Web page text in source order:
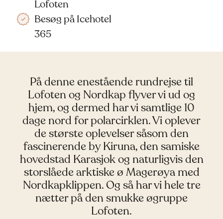
Lofoten
Besøg på Icehotel
365
På denne enestående rundrejse til
Lofoten og Nordkap flyver vi ud og
hjem, og dermed har vi samtlige 10
dage nord for polarcirklen. Vi oplever
de største oplevelser såsom den
fascinerende by Kiruna, den samiske
hovedstad Karasjok og naturligvis den
storslåede arktiske ø Magerøya med
Nordkapklippen. Og så har vi hele tre
nætter på den smukke øgruppe
Lofoten.